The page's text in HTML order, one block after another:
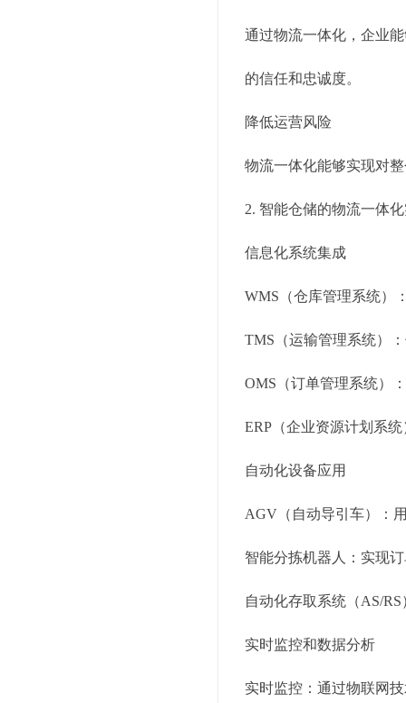
通过物流一体化，企业
的信任和忠诚度。
降低运营风险
物流一体化能够实现对
2. 智能仓储的物流一体
信息化系统集成
WMS（仓库管理系统）
TMS（运输管理系统）
OMS（订单管理系统）
ERP（企业资源计划系
自动化设备应用
AGV（自动导引车）：
智能分拣机器人：实现
自动化存取系统（AS/
实时监控和数据分析
实时监控：通过物联网